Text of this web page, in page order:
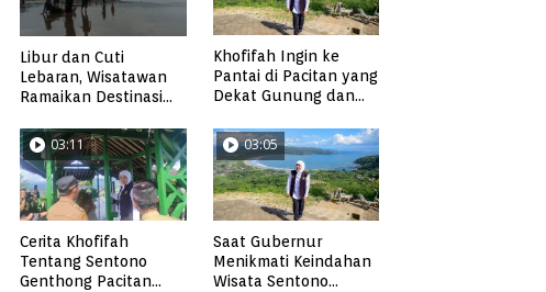
Libur dan Cuti
Lebaran, Wisatawan
Ramaikan Destinasi
Khofifah Ingin ke
Pantai di Pacitan yang
Dekat Gunung dan
Pangasan?
03:11
Cerita Khofifah
Tentang Sentono
Genthong Pacitan
03:05
Saat Gubernur
Menikmati Keindahan
Wisata Sentono